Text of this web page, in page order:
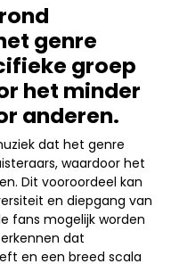
genre
groep
het minder
anderen.
dat het genre
waardoor het
Dit vooroordeel kan
en diepgang van
fans mogelijk worden
dat
en een breed scala